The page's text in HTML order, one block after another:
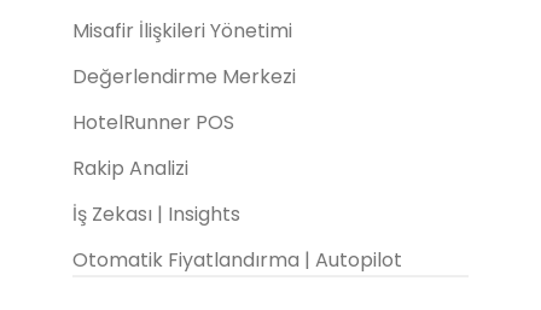
Misafir İlişkileri Yönetimi
Değerlendirme Merkezi
HotelRunner POS
Rakip Analizi
İş Zekası | Insights
Otomatik Fiyatlandırma | Autopilot